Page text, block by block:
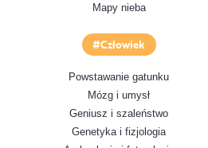
Mapy nieba
Człowiek
Powstawanie gatunku
Mózg i umysł
Geniusz i szaleństwo
Genetyka i fizjologia